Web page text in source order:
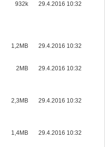
932k 29.4.2016 10:32
1,2MB 29.4.2016 10:32
2MB 29.4.2016 10:32
2,3MB 29.4.2016 10:32
1,4MB 29.4.2016 10:32